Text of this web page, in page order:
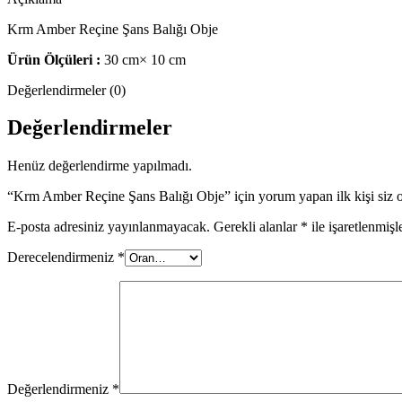
Krm Amber Reçine Şans Balığı Obje
Ürün Ölçüleri : 30 cm× 10 cm
Değerlendirmeler (0)
Değerlendirmeler
Henüz değerlendirme yapılmadı.
“Krm Amber Reçine Şans Balığı Obje” için yorum yapan ilk kişi siz
E-posta adresiniz yayınlanmayacak. Gerekli alanlar * ile
Derecelendirmeniz *
Değerlendirmeniz *